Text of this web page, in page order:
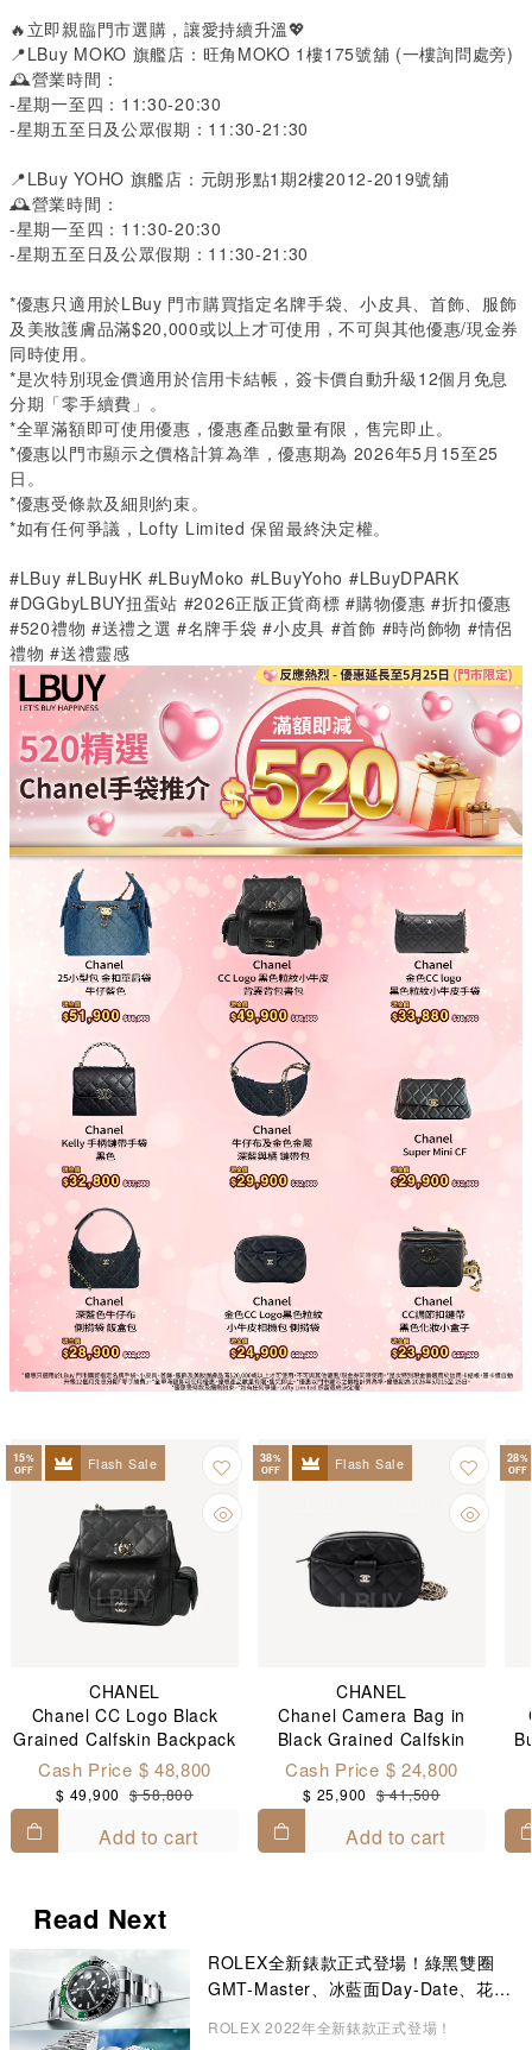
🔥立即親臨門市選購，讓愛持續升溫💖
📍LBuy MOKO 旗艦店：旺角 MOKO 1樓175號舖 (一樓詢問處旁)
🕰️營業時間：
-星期一至四： 11:30-20:30
-星期五至日及公眾假期： 11:30-21:30
📍LBuy YOHO 旗艦店：元朗形點1期2樓2012-2019號舖
🕰️營業時間：
-星期一至四： 11:30-20:30
-星期五至日及公眾假期： 11:30-21:30
*優惠只適用於LBuy 門市購買指定名牌手袋、小皮具、首飾、服飾
及美妝護膚品滿$20,000或以上才可使用，不可與其他優惠/現金券
同時使用。
*是次特別現金價適用於信用卡結帳，簽卡價自動升級 12個月免息
分期「零手續費」。
*全單滿額即可使用優惠，優惠產品數量有限，售完即止。
*優惠以門市顯示之價格計算為準，優惠期為 2026年5月 15至25
日。
*優惠受條款及細則約束。
*如有任何爭議， Lofty Limited保留最終決定權。
#LBuy #LBuyHK #LBuyMoko #LBuyYoho #LBuyDPARK
#DGGbyLBUY扭蛋站 #2026正版正貨商標 #購物優惠 #折扣優惠
#520禮物 #送禮之選 #名牌手袋 #小皮具 #首飾 #時尚飾物 #情侶
禮物 #送禮靈感
15%
OFF
Flash Sale
CHANEL
Chanel CC Logo Black
Grained Calfskin Backpack
AS4399
Cash Price $ 48,800
$ 49,900 $ 58,800
Add to cart
38%
OFF
Flash Sale
CHANEL
Chanel Camera Bag in
Black Grained Calfskin
Shoulder Bag AP3998
Cash Price $ 24,800
$ 25,900 $ 41,500
Add to cart
28%
OFF
Read Next
ROLEX全新錶款正式登場！綠黑雙圈
GMT-Master、冰藍面Day-Date、花卉
ROLEX 2022年全新錶款正式登場！